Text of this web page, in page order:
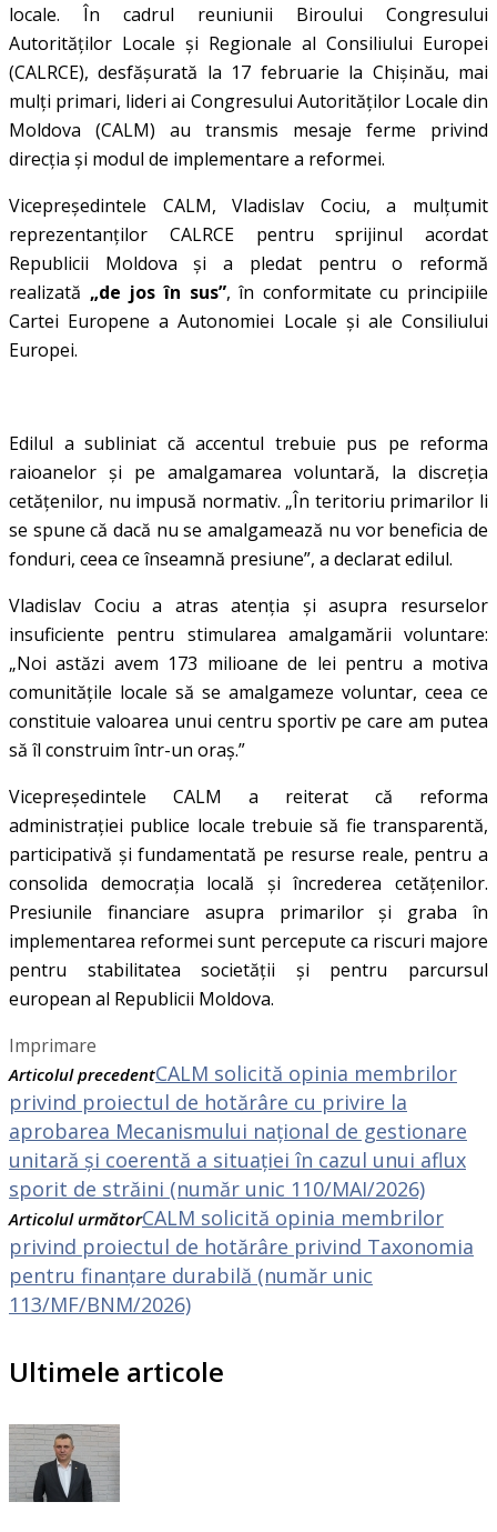
locale. În cadrul reuniunii Biroului Congresului
Autorităților Locale și Regionale al Consiliului Europei
(CALRCE), desfășurată la 17 februarie la Chișinău, mai
mulți primari, lideri ai Congresului Autorităților Locale din
Moldova (CALM) au transmis mesaje ferme privind
direcția și modul de implementare a reformei.
Vicepreședintele CALM, Vladislav Cociu, a mulțumit
reprezentanților CALRCE pentru sprijinul acordat
Republicii Moldova și a pledat pentru o reformă
realizată „de jos în sus”, în conformitate cu principiile
Cartei Europene a Autonomiei Locale și ale Consiliului
Europei.
Edilul a subliniat că accentul trebuie pus pe reforma
raioanelor și pe amalgamarea voluntară, la discreția
cetățenilor, nu impusă normativ. „În teritoriu primarilor li
se spune că dacă nu se amalgamează nu vor beneficia de
fonduri, ceea ce înseamnă presiune”, a declarat edilul.
Vladislav Cociu a atras atenția și asupra resurselor
insuficiente pentru stimularea amalgamării voluntare:
„Noi astăzi avem 173 milioane de lei pentru a motiva
comunitățile locale să se amalgameze voluntar, ceea ce
constituie valoarea unui centru sportiv pe care am putea
să îl construim într-un oraș.”
Vicepreședintele CALM a reiterat că reforma
administrației publice locale trebuie să fie transparentă,
participativă și fundamentată pe resurse reale, pentru a
consolida democrația locală și încrederea cetățenilor.
Presiunile financiare asupra primarilor și graba în
implementarea reformei sunt percepute ca riscuri majore
pentru stabilitatea societății și pentru parcursul
european al Republicii Moldova.
Imprimare
Articolul precedentCALM solicită opinia membrilor
privind proiectul de hotărâre cu privire la
aprobarea Mecanismului național de gestionare
unitară și coerentă a situației în cazul unui aflux
sporit de străini (număr unic 110/MAI/2026)
Articolul următorCALM solicită opinia membrilor
privind proiectul de hotărâre privind Taxonomia
pentru finanțare durabilă (număr unic
113/MF/BNM/2026)
Ultimele articole